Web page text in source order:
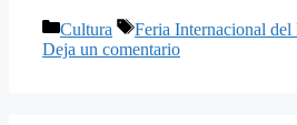
Categorías
Cultura Etiquetas
Feria Internacional
Deja un comentario